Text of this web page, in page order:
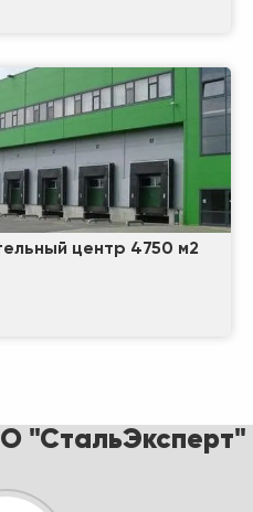
центр 4750 м2
"СтальЭксперт"